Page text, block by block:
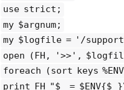
use strict;
my $argnum;
my $logfile = '/
open (FH, '>>',
foreach (sort keys
print FH "$_ =